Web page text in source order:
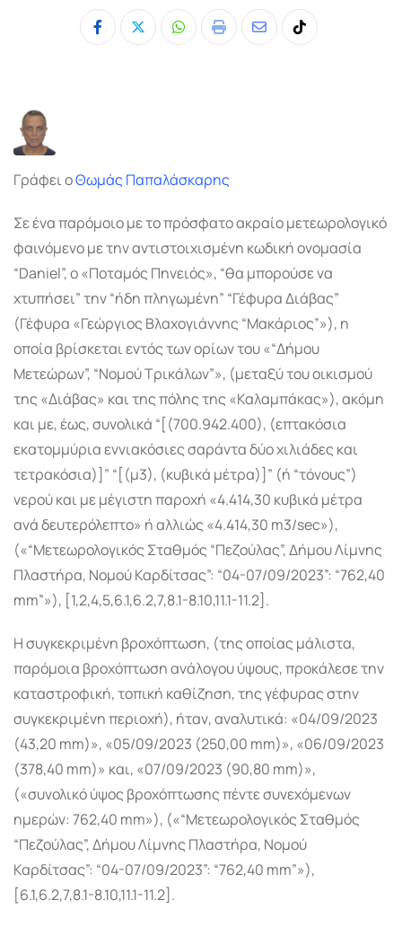
Whatsapp
Print
ShareTiktok
Γράφει οΘωμάς Παπαλάσκαρης
Σε ένα παρόμοιο με το πρόσφατο ακραίο μετεωρολογικό
φαινόμενο με την αντιστοιχισμένη κωδική ονομασία
“Daniel”, ο «Ποταμός Πηνειός», “θα μπορούσε να
χτυπήσει” την “ήδη πληγωμένη” “Γέφυρα Διάβας”
(Γέφυρα «Γεώργιος Βλαχογιάννης “Μακάριος”»), η
οποία βρίσκεται εντός των ορίων του «“Δήμου
Μετεώρων”, “Νομού Τρικάλων”», (μεταξύ του οικισμού
της «Διάβας» και της πόλης της «Καλαμπάκας»), ακόμη
και με, έως, συνολικά “[(700.942.400), (επτακόσια
εκατομμύρια εννιακόσιες σαράντα δύο χιλιάδες και
τετρακόσια)]” “[(μ3), (κυβικά μέτρα)]” (ή “τόνους”)
νερού και με μέγιστη παροχή «4.414,30 κυβικά μέτρα
ανά δευτερόλεπτο» ή αλλιώς «4.414,30 m3/sec»),
(«“Μετεωρολογικός Σταθμός “Πεζούλας”, Δήμου Λίμνης
Πλαστήρα, Νομού Καρδίτσας”: “04-07/09/2023”: “762,40
mm”»), [1,2,4,5,6.1,6.2,7,8.1-8.10,11.1-11.2].
Η συγκεκριμένη βροχόπτωση, (της οποίας μάλιστα,
παρόμοια βροχόπτωση ανάλογου ύψους, προκάλεσε την
καταστροφική, τοπική καθίζηση, της γέφυρας στην
συγκεκριμένη περιοχή), ήταν, αναλυτικά: «04/09/2023
(43,20 mm)», «05/09/2023 (250,00 mm)», «06/09/2023
(378,40 mm)» και, «07/09/2023 (90,80 mm)»,
(«συνολικό ύψος βροχόπτωσης πέντε συνεχόμενων
ημερών: 762,40 mm»), («“Μετεωρολογικός Σταθμός
“Πεζούλας”, Δήμου Λίμνης Πλαστήρα, Νομού
Καρδίτσας”: “04-07/09/2023”: “762,40 mm”»),
[6.1,6.2,7,8.1-8.10,11.1-11.2].